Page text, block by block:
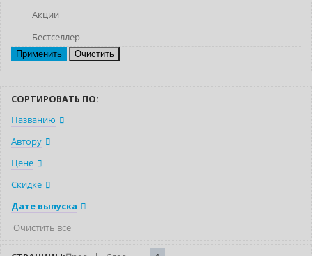
Акции
Бестселлер
Очистить
СОРТИРОВАТЬ ПО:
Названию
Автору
Цене
Скидке
Дате выпуска
Очистить все